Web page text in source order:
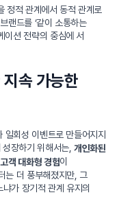
정적 관계에서 동적 관계로
랜드를 ‘같이 소통하는
이션 전략의 중심에 서
속 가능한
회성 이벤트로 만들어지지
성장하기 위해서는,개인화된
고객 대화형 경험이
는 더 풍부해졌지만, 그
가 장기적 관계 유지의